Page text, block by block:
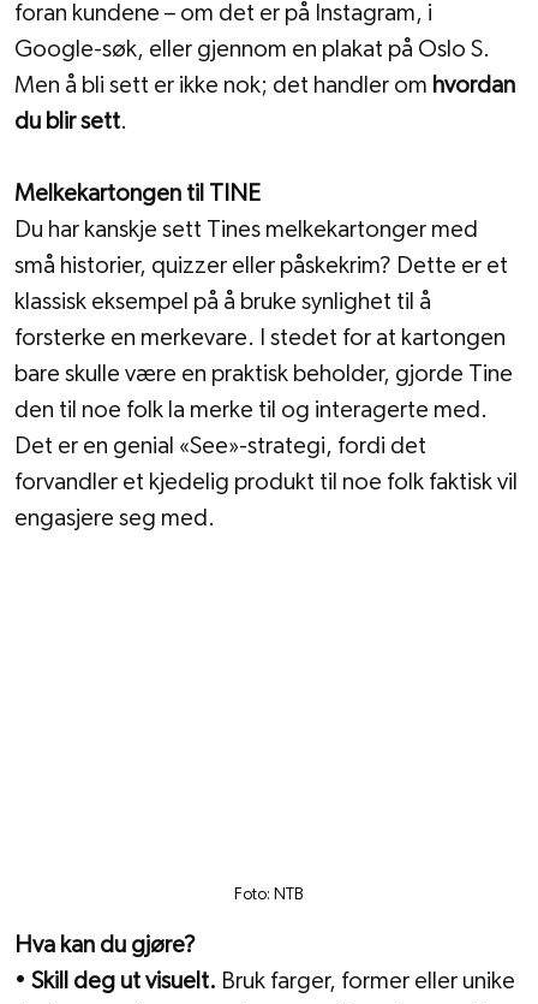
foran kundene – om det er på Instagram, i
Google-søk, eller gjennom en plakat på Oslo S.
Men å bli sett er ikke nok; det handler om hvordan
du blir sett.
Melkekartongen til TINE
Du har kanskje sett Tines melkekartonger med
små historier, quizzer eller påskekrim? Dette er et
klassisk eksempel på å bruke synlighet til å
forsterke en merkevare. I stedet for at kartongen
bare skulle være en praktisk beholder, gjorde Tine
den til noe folk la merke til og interagerte med.
Det er en genial «See»-strategi, fordi det
forvandler et kjedelig produkt til noe folk faktisk vil
engasjere seg med.
Foto: NTB
Hva kan du gjøre?
• Skill deg ut visuelt. Bruk farger, former eller unike